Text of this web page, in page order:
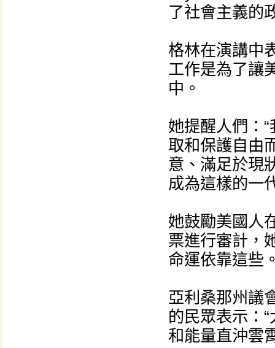
了社會主義的
格林在演講中
工作是為了讓
中。
她提醒人們：
取和保護自由
意、滿足於現
成為這樣的一
她鼓勵美國人
票進行審計，
命運依靠這些
亞利桑那州議
的民眾表示：
和能量直沖雲